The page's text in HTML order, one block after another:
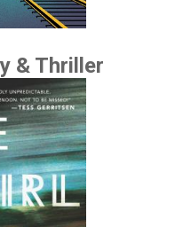
& Thriller